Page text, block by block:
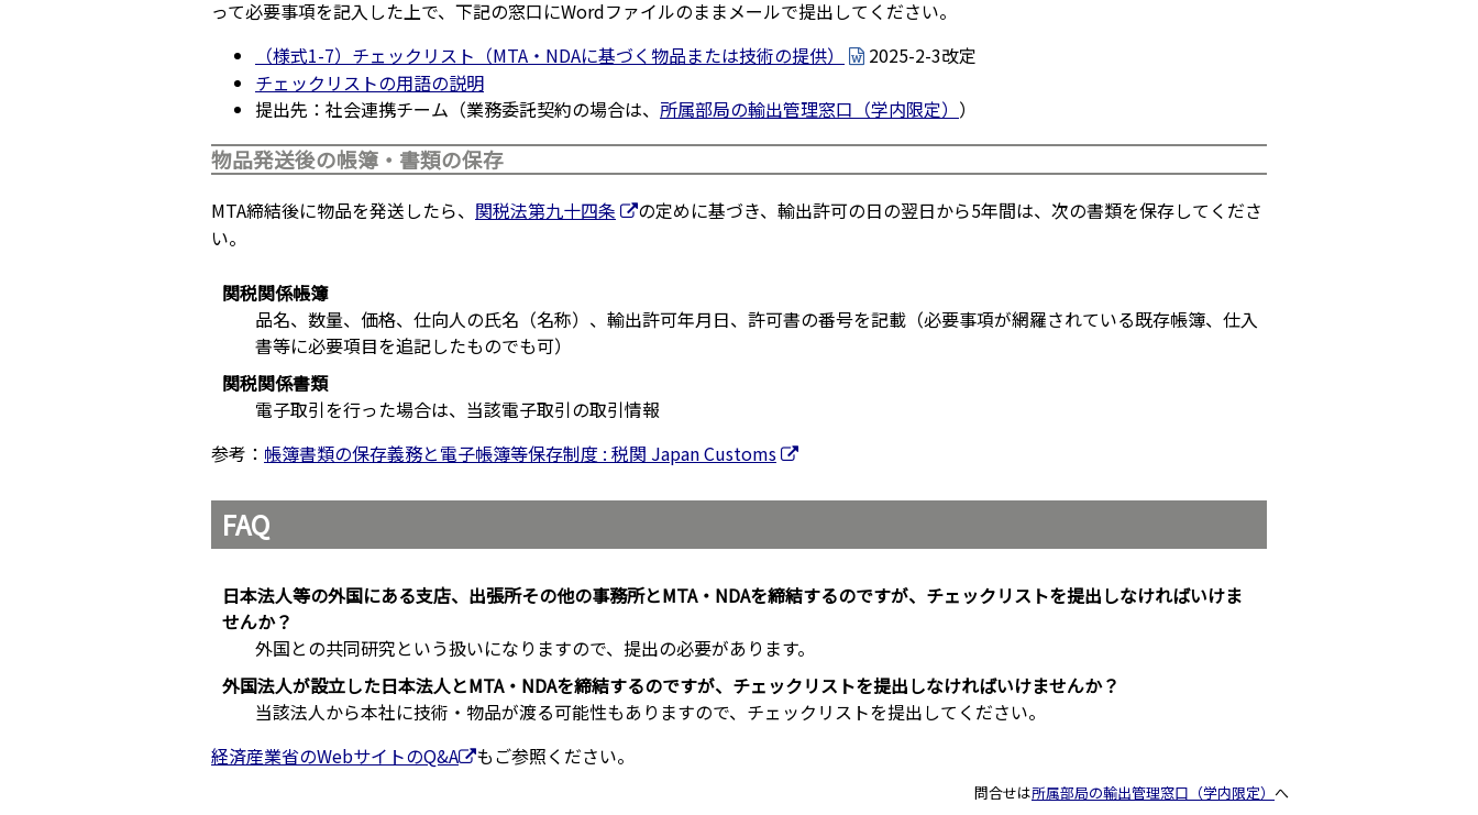
って必要事項を記入した上で、下記の窓口にWordファイルのままメールで提出してください。
（様式1-7）チェックリスト（MTA・NDAに基づく物品または技術の提供）
2025-2-3改定
チェックリストの用語の説明
提出先：社会連携チーム（業務委託契約の場合は、 所属部局の輸出管理窓口（学内限定） ）
物品発送後の帳簿・書類の保存
MTA締結後に物品を発送したら、 関税法第九十四条
の定めに基づき、輸出許可の日の翌日から5年間は、次の書類を保存してくださ
い。
関税関係帳簿
品名、数量、価格、仕向人の氏名（名称）、輸出許可年月日、許可書の番号を記載（必要事項が網羅されている既存帳簿、仕入
書等に必要項目を追記したものでも可）
関税関係書類
電子取引を行った場合は、当該電子取引の取引情報
参考： 帳簿書類の保存義務と電子帳簿等保存制度 : 税関 Japan Customs
FAQ
日本法人等の外国にある支店、出張所その他の事務所とMTA・NDAを締結するのですが、チェックリストを提出しなければいけま
せんか？
外国との共同研究という扱いになりますので、提出の必要があります。
外国法人が設立した日本法人とMTA・NDAを締結するのですが、チェックリストを提出しなければいけませんか？
当該法人から本社に技術・物品が渡る可能性もありますので、チェックリストを提出してください。
経済産業省のWebサイトのQ&A
もご参照ください。
問合せは所属部局の輸出管理窓口（学内限定） へ